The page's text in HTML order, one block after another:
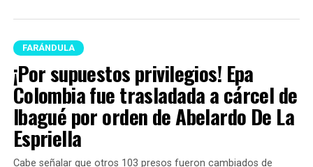
FARÁNDULA
¡Por supuestos privilegios! Epa
Colombia fue trasladada a cárcel de
Ibagué por orden de Abelardo De La
Espriella
Cabe señalar que otros 103 presos fueron cambiados de